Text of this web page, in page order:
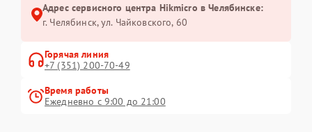
Адрес сервисного центра Hikmicro в Челябинске:
г. Челябинск, ул. Чайковского, 60
Горячая линия
+7 (351) 200-70-49
Время работы
Ежедневно с 9:00 до 21:00